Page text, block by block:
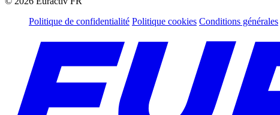
Politique de confidentialité Politique cookies Conditions générales